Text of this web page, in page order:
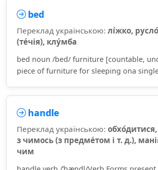
bed
Переклад українською: лі́жко,
(те́чія), клу́мба
bed noun /bed/ furniture [countable,
piece of furniture for sleeping ona
handle
Переклад українською:
з чимось (з предме́том і т. д.),
чим